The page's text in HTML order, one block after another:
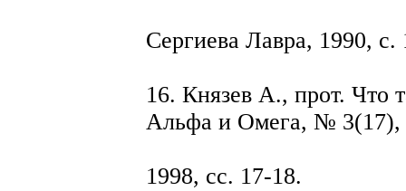
Сергиева Лавра, 1990, с.
16. Князев А., прот. Что
Альфа и Омега, № 3(17),
1998, сс. 17-18.